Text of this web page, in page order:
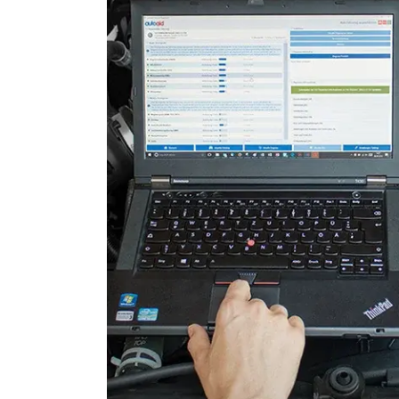
Fahrdynamik-Sitz vorne
Feststellbremse (EPB / SBC)
Gateway
Getriebesteuerung
Heckklappe
Hintere Bedieneinheit
Informationsanzeige
Klimaanlage
Kombiinstrument
Kraftstoffpumpe
Lenksäuleneinheit
Lichtsteuerung
Lichtsteuerung links
Lichtsteuerung rechts
Motorsteuerung (EMS)
Navigationssystem